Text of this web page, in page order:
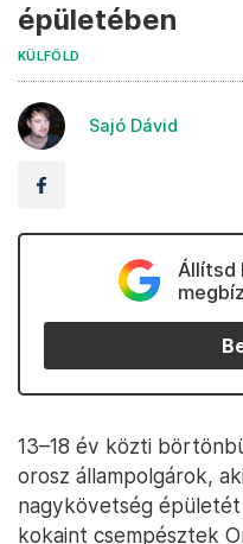
épületében
KÜLFÖLD
Sajó Dávid
Állítsd
13–18 év közti
orosz állampolgárok,
nagykövetség
kokaint csempésztek